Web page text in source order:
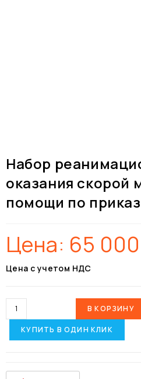
Набор
оказания скорой
помощи по
Цена: 65 000
Цена с учетом НДС
В КОРЗИНУ
КУПИТЬ В ОДИН КЛИК